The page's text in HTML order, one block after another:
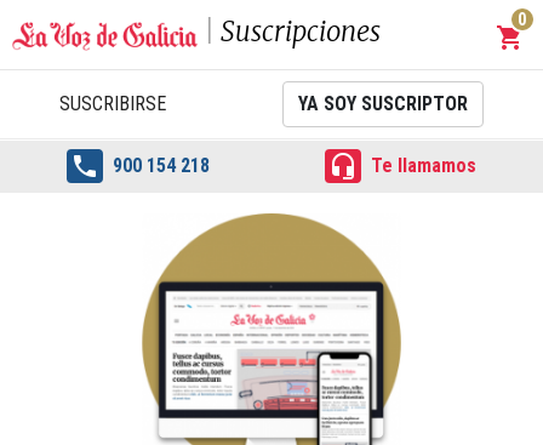
Suscripciones shopping_cart
0
SUSCRIBIRSE YA SOY SUSCRIPTOR
 900 154 218  Te llamamos